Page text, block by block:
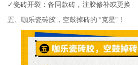
✓瓷砖开裂：备同款砖，注胶修补或更换
五、 咖乐瓷砖胶，空鼓掉砖的 “克星”！